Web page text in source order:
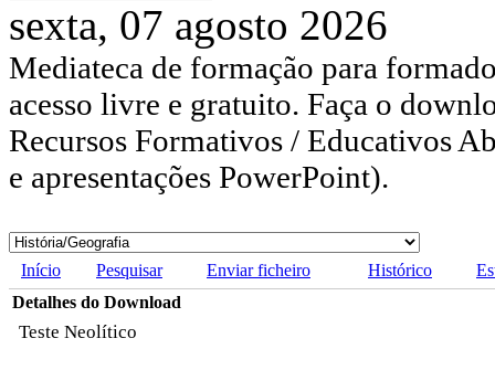
sexta, 07 agosto 2026
Mediateca de formação para
acesso livre e gratuito. Faça o
Recursos Formativos / Educativos
e apresentações PowerPoint).
Início Pesquisar Enviar ficheiro Histórico
Detalhes do Download
Teste Neolítico